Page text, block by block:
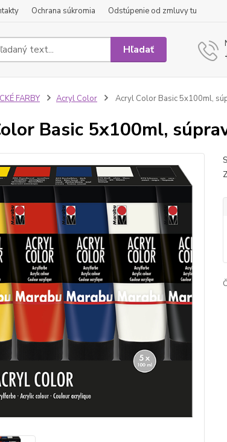
Ochrana súkromia Odstúpenie od zmluvy tu
Hľadať
FARBY Acryl Color Acryl Color Basic 5x100ml,
Basic 5x100ml,